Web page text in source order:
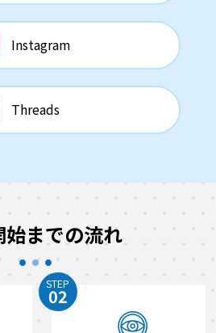
Instagram
Threads
始までの流れ
STEP
02